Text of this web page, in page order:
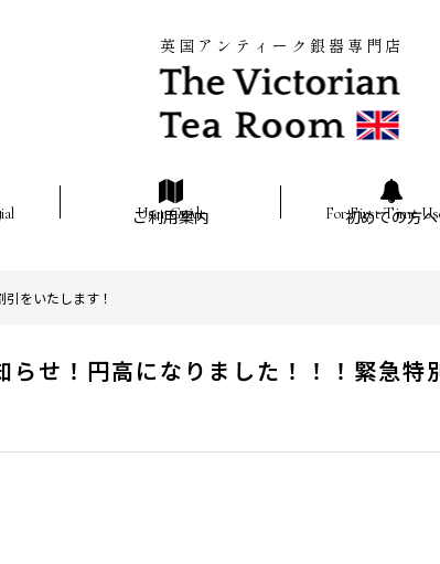
英国アンティーク銀器専門店
ご利用案内 初めての方へ
をいたします！
らせ！円高になりました！！！緊急特